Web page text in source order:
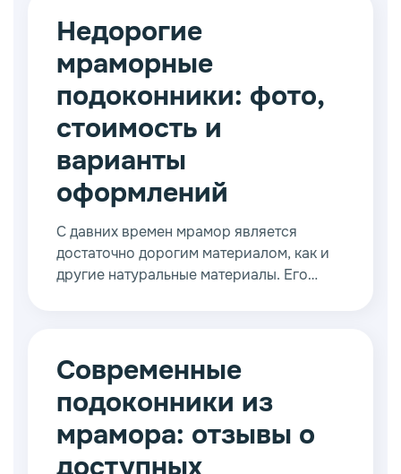
Недорогие
мраморные
подоконники: фото,
стоимость и
варианты
оформлений
С давних времен мрамор является
достаточно дорогим материалом, как и
другие натуральные материалы. Его
благородными, стильными и
аристократичными.
Современные
подоконники из
мрамора: отзывы о
доступных